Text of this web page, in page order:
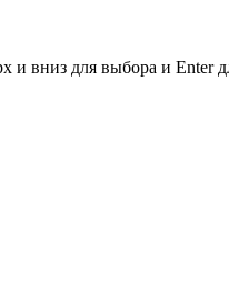
и вниз для выбора и